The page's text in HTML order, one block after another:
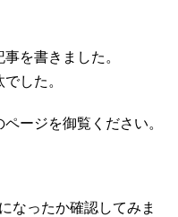
を書きました。
した。
ージを御覧ください。
なったか確認してみま